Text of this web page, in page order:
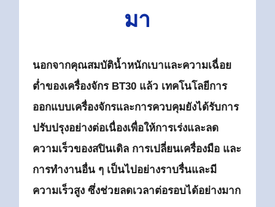
มา
นอกจากคุณสมบัติน้ำหนักเบาและความเฉื่อย
ต่ำของเครื่องจักร BT30 แล้ว เทคโนโลยีการ
ออกแบบเครื่องจักรและการควบคุมยังได้รับการ
ปรับปรุงอย่างต่อเนื่องเพื่อให้การเร่งและลด
ความเร็วของสปินเดิล การเปลี่ยนเครื่องมือ และ
การทำงานอื่น ๆ เป็นไปอย่างราบรื่นและมี
ความเร็วสูง ซึ่งช่วยลดเวลาต่อรอบได้อย่างมาก